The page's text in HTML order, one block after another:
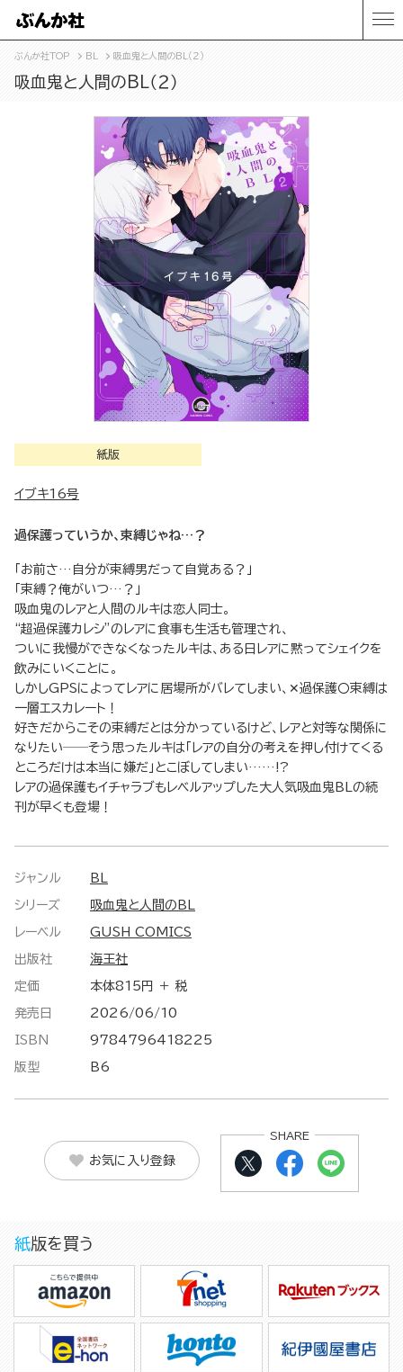
ぶんか社TOP BL 吸血鬼と人間のBL（２）
吸血鬼と人間のBL（２）
紙版
イブキ16号
過保護っていうか、束縛じゃね…？
「お前さ…自分が束縛男だって自覚ある？」
「束縛？俺がいつ…？」
吸血鬼のレアと人間のルキは恋人同士。
“超過保護カレシ”のレアに食事も生活も管理され、
ついに我慢ができなくなったルキは、ある日レアに黙ってシェイクを
飲みにいくことに。
しかしGPSによってレアに居場所がバレてしまい、✕過保護〇束縛は
一層エスカレート！
好きだからこその束縛だとは分かっているけど、レアと対等な関係に
なりたい──そう思ったルキは「レアの自分の考えを押し付けてくる
ところだけは本当に嫌だ」とこぼしてしまい……!?
レアの過保護もイチャラブもレベルアップした大人気吸血鬼BLの続
刊が早くも登場！
ジャンル BL
シリーズ 吸血鬼と人間のBL
レーベル GUSH COMICS
出版社 海王社
定価 本体815円 ＋ 税
発売日 2026/06/10
ISBN 9784796418225
版型 B6
お気に入り登録
SHARE
紙版を買う